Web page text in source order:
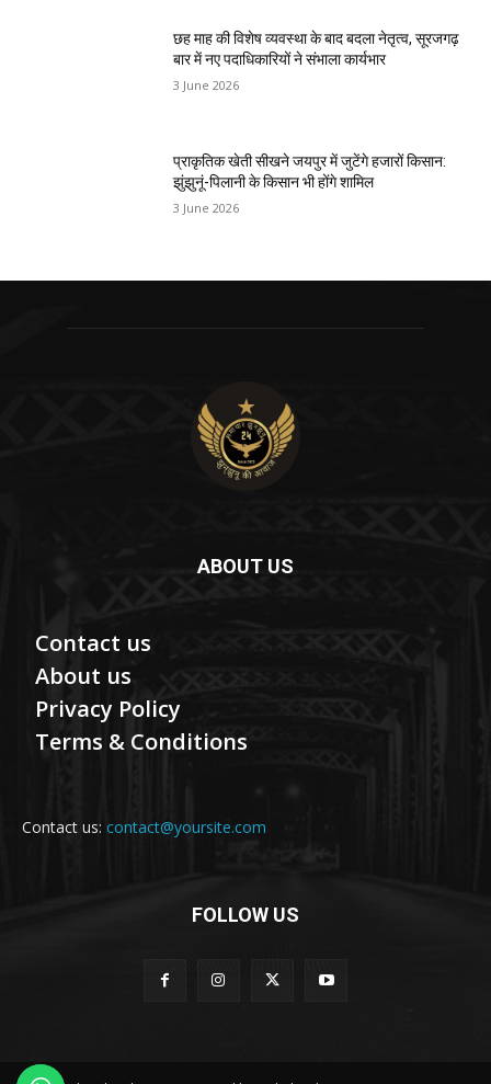
छह माह की विशेष व्यवस्था के बाद बदला नेतृत्व, सूरजगढ़
बार में नए पदाधिकारियों ने संभाला कार्यभार
3 June 2026
प्राकृतिक खेती सीखने जयपुर में जुटेंगे हजारों किसान:
झुंझुनूं-पिलानी के किसान भी होंगे शामिल
3 June 2026
ABOUT US
Contact us
About us
Privacy Policy
Terms & Conditions
Contact us: contact@yoursite.com
FOLLOW US